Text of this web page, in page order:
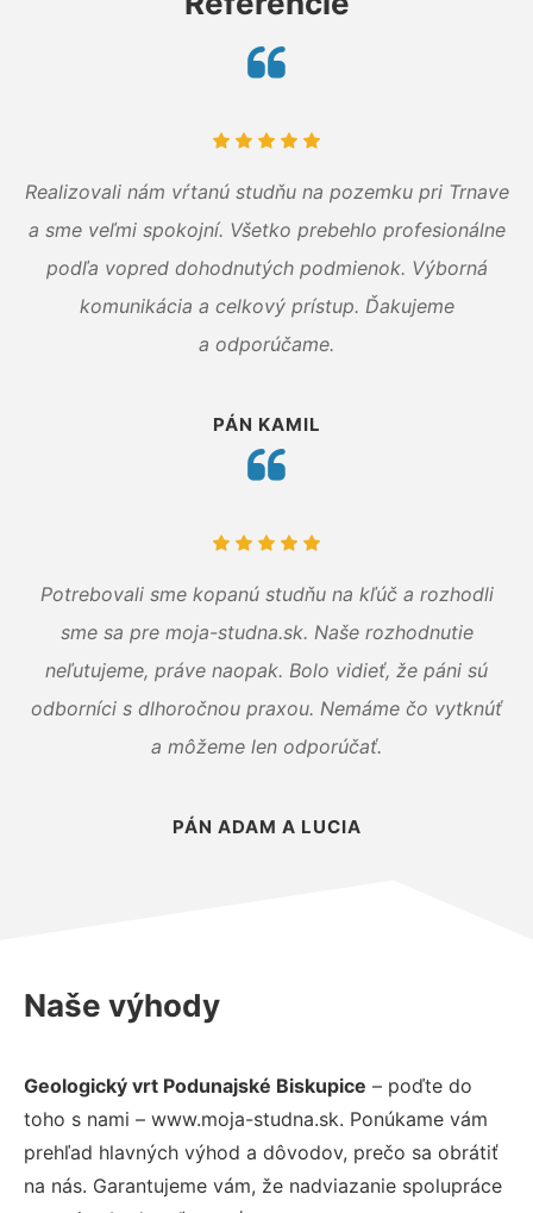
Realizovali nám vŕtanú studňu na pozemku pri Trnave
a sme veľmi spokojní. Všetko prebehlo profesionálne
podľa vopred dohodnutých podmienok. Výborná
komunikácia a celkový prístup. Ďakujeme
a odporúčame.
PÁN KAMIL
Potrebovali sme kopanú studňu na kľúč a rozhodli
sme sa pre moja-studna.sk. Naše rozhodnutie
neľutujeme, práve naopak. Bolo vidieť, že páni sú
odborníci s dlhoročnou praxou. Nemáme čo vytknúť
a môžeme len odporúčať.
PÁN ADAM A LUCIA
Naše výhody
Geologický vrt Podunajské Biskupice – poďte do
toho s nami – www.moja-studna.sk. Ponúkame vám
prehľad hlavných výhod a dôvodov, prečo sa obrátiť
na nás. Garantujeme vám, že nadviazanie spolupráce